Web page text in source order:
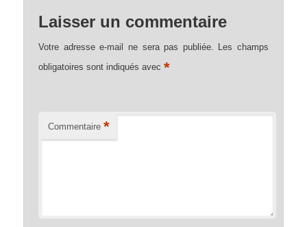
Laisser un commentaire
Votre adresse e-mail ne sera pas publiée. Les champs
obligatoires sont indiqués avec*
Commentaire *